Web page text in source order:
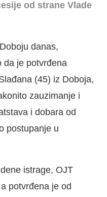
od strane Vlade
danas,
da je potvrđena
(45) iz Doboja,
zauzimanje i
i dobara od
postupanje u
istrage, OJT
potvrđena je od